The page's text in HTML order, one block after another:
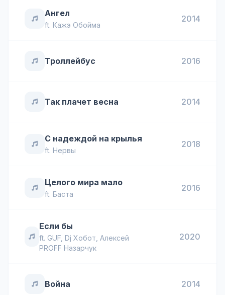
Ангел
ft. Кажэ Обойма
2014
Троллейбус 2016
Так плачет весна 2014
С надеждой на крылья
ft. Нервы
2018
Целого мира мало
ft. Баста
2016
Если бы
ft. GUF, Dj Хобот Алексей
PROFF Назарчук
2020
Война 2014